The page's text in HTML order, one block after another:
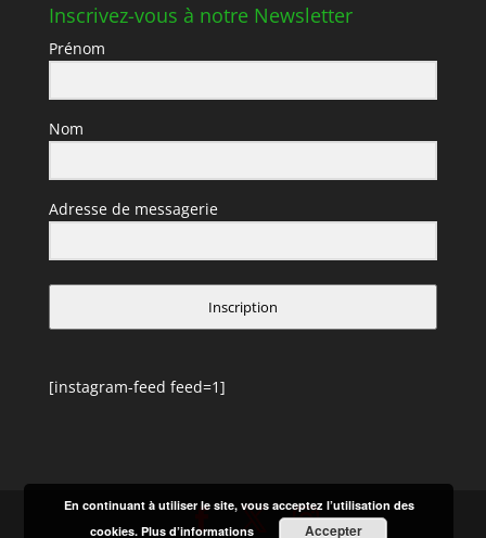
Inscrivez-vous à notre Newsletter
Prénom
Nom
Adresse de messagerie
Inscription
[instagram-feed feed=1]
En continuant à utiliser le site, vous acceptez l’utilisation des
cookies.Plus d’informations Accepter